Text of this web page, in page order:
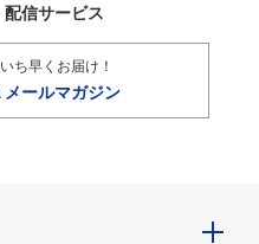
配信サービス
ち早くお届け！
メールマガジン